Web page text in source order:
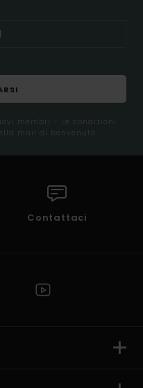
membri - Le condizioni
mail di benvenuto
Contattaci